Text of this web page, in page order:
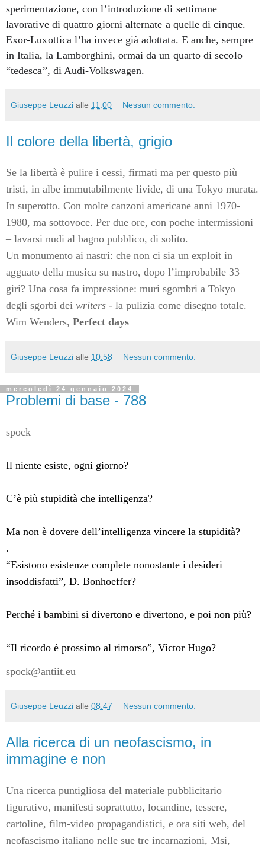
sperimentazione, con l’introduzione di settimane
lavorative di quattro giorni alternate a quelle di cinque.
Exor-Luxottica l’ha invece già adottata. E anche, sempre
in Italia, la Lamborghini, ormai da un quarto di secolo
“tedesca”, di Audi-Volkswagen.
Giuseppe Leuzzi alle 11:00 Nessun commento:
Il colore della libertà, grigio
Se la libertà è pulire i cessi, firmati ma per questo più
tristi, in albe immutabilmente livide, di una Tokyo murata.
In superotto. Con molte canzoni americane anni 1970-
1980, ma sottovoce. Per due ore, con poche intermissioni
– lavarsi nudi al bagno pubblico, di solito.
Un monumento ai nastri: che non ci sia un exploit in
agguato della musica su nastro, dopo l’improbabile 33
giri? Una cosa fa impressione: muri sgombri a Tokyo
degli sgorbi dei writers - la pulizia come disegno totale.
Wim Wenders, Perfect days
Giuseppe Leuzzi alle 10:58 Nessun commento:
mercoledì 24 gennaio 2024
Problemi di base - 788
spock
Il niente esiste, ogni giorno?
C’è più stupidità che intelligenza?
Ma non è dovere dell’intelligenza vincere la stupidità?
.
“Esistono esistenze complete nonostante i desideri
insoddisfatti”, D. Bonhoeffer?
Perché i bambini si divertono e divertono, e poi non più?
“Il ricordo è prossimo al rimorso”, Victor Hugo?
spock@antiit.eu
Giuseppe Leuzzi alle 08:47 Nessun commento:
Alla ricerca di un neofascismo, in
immagine e non
Una ricerca puntigliosa del materiale pubblicitario
figurativo, manifesti soprattutto, locandine, tessere,
cartoline, film-video propagandistici, e ora siti web, del
neofascismo italiano nelle sue tre incarnazioni, Msi,